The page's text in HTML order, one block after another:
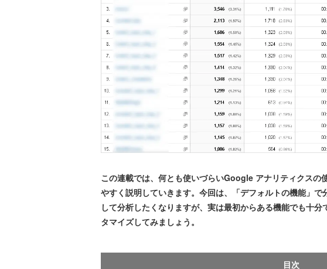
この連載では、何とも使いづらいGoogle アナリティクスの
やすく説明していきます。今回は、「デフォルトの機能」
して分析したくなりますが、実は最初からある機能でも十
タマイズしてみましょう。
目次